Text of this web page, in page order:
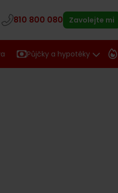
810 800 080 Zavolejte mi
Půjčky a hypotéky